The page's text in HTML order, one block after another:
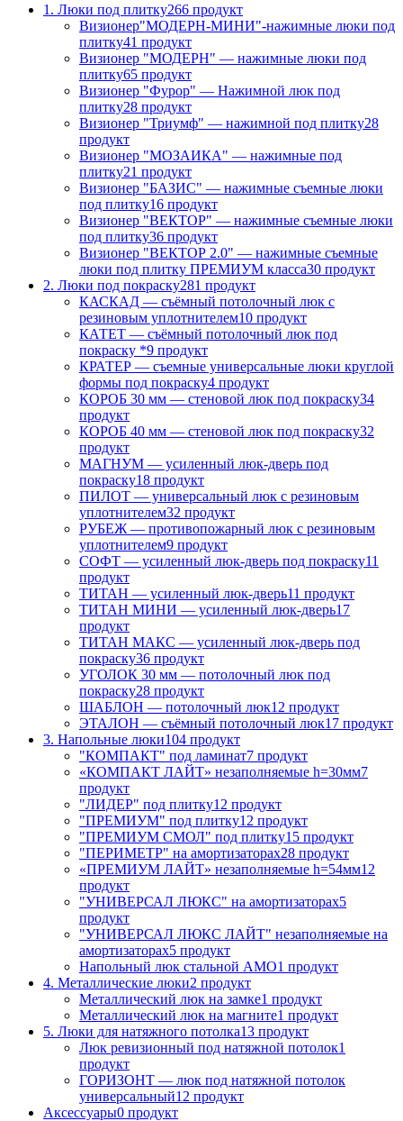
1. Люки под плитку266 продукт
Визионер"МОДЕРН-МИНИ"-нажимные люки под
плитку41 продукт
Визионер "МОДЕРН" — нажимные люки под
плитку65 продукт
Визионер "Фурор" — Нажимной люк под
плитку28 продукт
Визионер "Триумф" — нажимной под плитку28
продукт
Визионер "МОЗАИКА" — нажимные под
плитку21 продукт
Визионер "БАЗИС" — нажимные съемные люки
под плитку16 продукт
Визионер "ВЕКТОР" — нажимные съемные люки
под плитку36 продукт
Визионер "ВЕКТОР 2.0" — нажимные съемные
люки под плитку ПРЕМИУМ класса30 продукт
2. Люки под покраску281 продукт
КАСКАД — съёмный потолочный люк с
резиновым уплотнителем10 продукт
КАТЕТ — съёмный потолочный люк под
покраску *9 продукт
КРАТЕР — съемные универсальные люки круглой
формы под покраску4 продукт
КОРОБ 30 мм — стеновой люк под покраску34
продукт
КОРОБ 40 мм — стеновой люк под покраску32
продукт
МАГНУМ — усиленный люк-дверь под
покраску18 продукт
ПИЛОТ — универсальный люк с резиновым
уплотнителем32 продукт
РУБЕЖ — противопожарный люк с резиновым
уплотнителем9 продукт
СОФТ — усиленный люк-дверь под покраску11
продукт
ТИТАН — усиленный люк-дверь11 продукт
ТИТАН МИНИ — усиленный люк-дверь17
продукт
ТИТАН МАКС — усиленный люк-дверь под
покраску36 продукт
УГОЛОК 30 мм — потолочный люк под
покраску28 продукт
ШАБЛОН — потолочный люк12 продукт
ЭТАЛОН — съёмный потолочный люк17 продукт
3. Напольные люки104 продукт
"КОМПАКТ" под ламинат7 продукт
«КОМПАКТ ЛАЙТ» незаполняемые h=30мм7
продукт
"ЛИДЕР" под плитку12 продукт
"ПРЕМИУМ" под плитку12 продукт
"ПРЕМИУМ СМОЛ" под плитку15 продукт
"ПЕРИМЕТР" на амортизаторах28 продукт
«ПРЕМИУМ ЛАЙТ» незаполняемые h=54мм12
продукт
"УНИВЕРСАЛ ЛЮКС" на амортизаторах5
продукт
"УНИВЕРСАЛ ЛЮКС ЛАЙТ" незаполняемые на
амортизаторах5 продукт
Напольный люк стальной АМО1 продукт
4. Металлические люки2 продукт
Металлический люк на замке1 продукт
Металлический люк на магните1 продукт
5. Люки для натяжного потолка13 продукт
Люк ревизионный под натяжной потолок1
продукт
ГОРИЗОНТ — люк под натяжной потолок
универсальный12 продукт
Аксессуары0 продукт